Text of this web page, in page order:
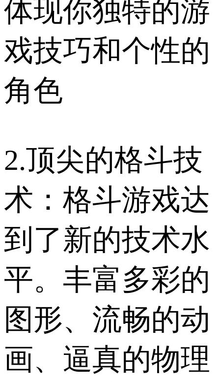
体现你独特的游
戏技巧和个性的
角色
2.顶尖的格斗技
术：格斗游戏达
到了新的技术水
平。丰富多彩的
图形、流畅的动
画、逼真的物理